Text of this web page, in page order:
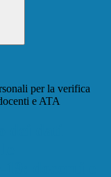
per la verifica
e ATA